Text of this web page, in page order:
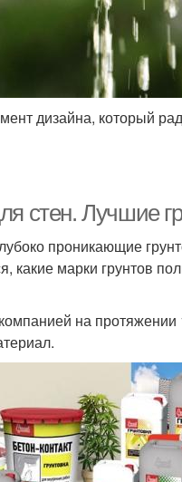
дизайна, который
стен. Лучшие
проникающие
какие марки грунтов
на